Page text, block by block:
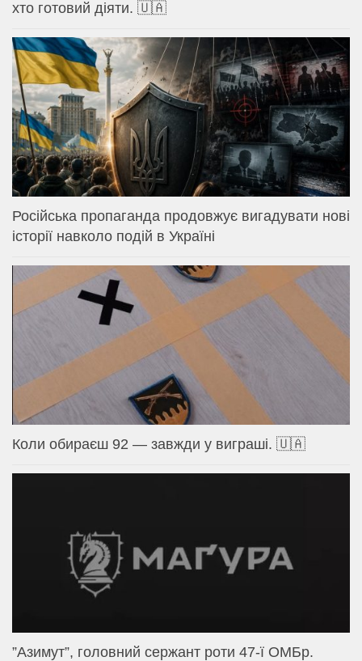
хто готовий діяти. 🇺🇦
Російська пропаганда продовжує вигадувати нові
історії навколо подій в Україні
Коли обираєш 92 — завжди у виграші. 🇺🇦
⁨”Азимут”, головний сержант роти 47-ї ОМБр.